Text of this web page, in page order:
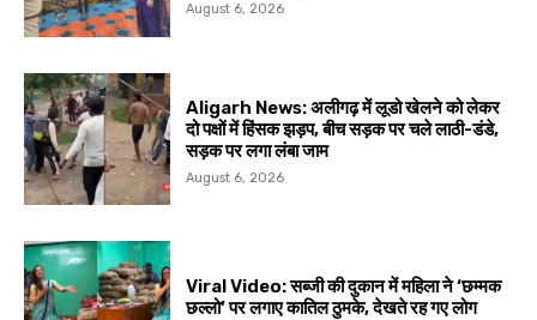
August 6, 2026
Aligarh News: अलीगढ़ में लूडो खेलने को लेकर
दो पक्षों में हिंसक झड़प, बीच सड़क पर चले लाठी-डंडे,
सड़क पर लगा लंबा जाम
August 6, 2026
Viral Video: सब्जी की दुकान में महिला ने ‘छम्मक
छल्लो’ पर लगाए कातिल ठुमके, देखते रह गए लोग